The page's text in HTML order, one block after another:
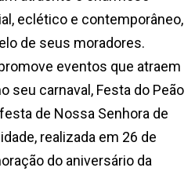
eclético e contemporâneo,
de seus moradores.
eventos que atraem
seu carnaval, Festa do Peão
de Nossa Senhora de
realizada em 26 de
do aniversário da